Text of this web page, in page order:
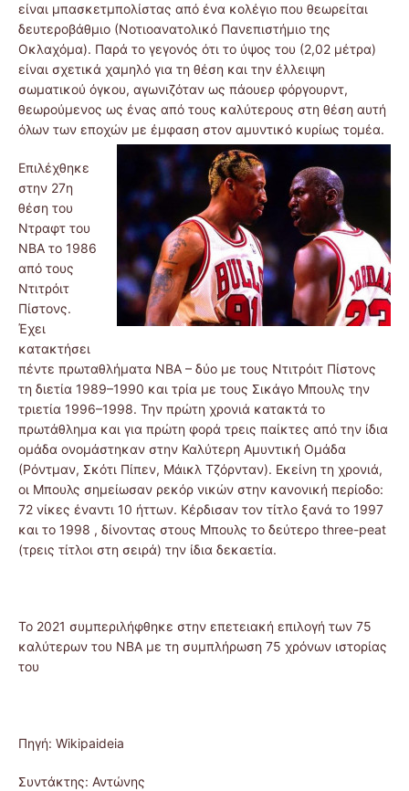
είναι μπασκετμπολίστας από ένα κολέγιο που θεωρείται
δευτεροβάθμιο (Νοτιοανατολικό Πανεπιστήμιο της
Οκλαχόμα). Παρά το γεγονός ότι το ύψος του (2,02 μέτρα)
είναι σχετικά χαμηλό για τη θέση και την έλλειψη
σωματικού όγκου, αγωνιζόταν ως πάουερ φόργουρντ,
θεωρούμενος ως ένας από τους καλύτερους στη θέση αυτή
όλων των εποχών με έμφαση στον αμυντικό κυρίως τομέα.
Επιλέχθηκε
στην 27η
θέση του
Ντραφτ του
NBA το 1986
από τους
Ντιτρόιτ
Πίστονς.
Έχει
κατακτήσει
πέντε πρωταθλήματα NBA – δύο με τους Ντιτρόιτ Πίστονς
τη διετία 1989–1990 και τρία με τους Σικάγο Μπουλς την
τριετία 1996–1998. Την πρώτη χρονιά κατακτά το
πρωτάθλημα και για πρώτη φορά τρεις παίκτες από την ίδια
ομάδα ονομάστηκαν στην Καλύτερη Αμυντική Ομάδα
(Ρόντμαν, Σκότι Πίπεν, Μάικλ Τζόρνταν). Εκείνη τη χρονιά,
οι Μπουλς σημείωσαν ρεκόρ νικών στην κανονική περίοδο:
72 νίκες έναντι 10 ήττων. Κέρδισαν τον τίτλο ξανά το 1997
και το 1998 , δίνοντας στους Μπουλς το δεύτερο three-peat
(τρεις τίτλοι στη σειρά) την ίδια δεκαετία.
Το 2021 συμπεριλήφθηκε στην επετειακή επιλογή των 75
καλύτερων του NBA με τη συμπλήρωση 75 χρόνων ιστορίας
του
Πηγή: Wikipaideia
Συντάκτης: Αντώνης